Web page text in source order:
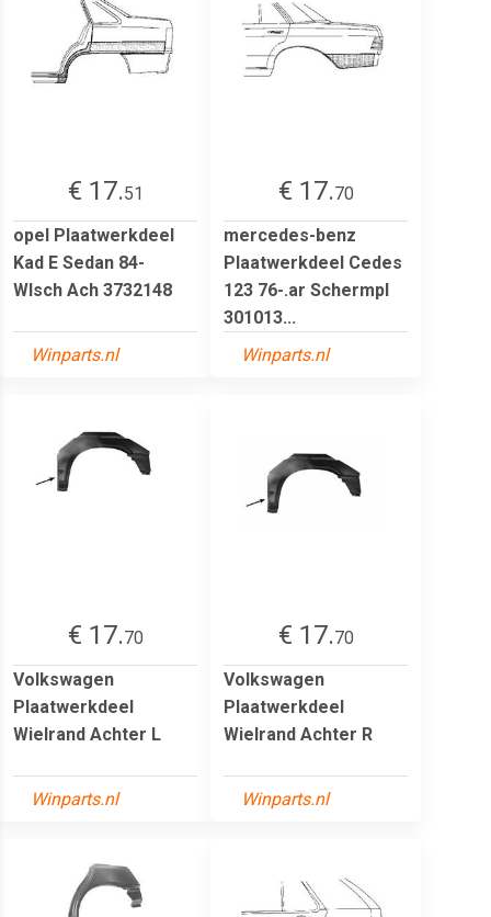
€ 17.51
opel Plaatwerkdeel
Kad E Sedan 84-
Wlsch Ach 3732148
Winparts.nl
€ 17.70
mercedes-benz
Plaatwerkdeel Cedes
123 76-.ar Schermpl
301013...
Winparts.nl
€ 17.70
Volkswagen
Plaatwerkdeel
Wielrand Achter L
Winparts.nl
€ 17.70
Volkswagen
Plaatwerkdeel
Wielrand Achter R
Winparts.nl